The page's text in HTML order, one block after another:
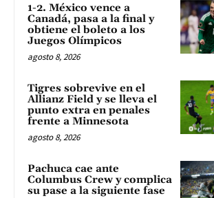
1-2. México vence a
Canadá, pasa a la final y
obtiene el boleto a los
Juegos Olímpicos
agosto 8, 2026
Tigres sobrevive en el
Allianz Field y se lleva el
punto extra en penales
frente a Minnesota
agosto 8, 2026
Pachuca cae ante
Columbus Crew y complica
su pase a la siguiente fase